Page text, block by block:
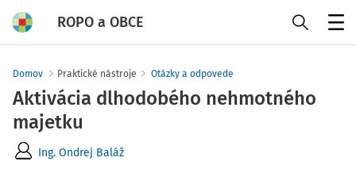
ROPO a OBCE
Domov Praktické nástroje Otázky a odpovede
Aktivácia dlhodobého nehmotného
majetku
Ing. Ondrej Baláž